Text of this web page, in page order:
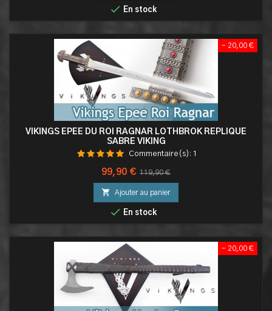
 En stock
- 20,00 €
VIKINGS EPEE DU ROI RAGNAR LOTHBROK REPLIQUE
SABRE VIKING
Commentaire(s): 1
Prix
99,90 € Prix
base
119,90 €
 Ajouter au panier
 En stock
- 20,00 €